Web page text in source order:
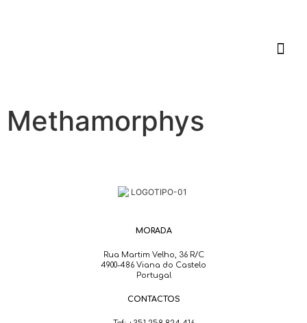
Methamorphys
MORADA
Rua Martim Velho, 36 R/C
4900-486 Viana do Castelo
Portugal
CONTACTOS